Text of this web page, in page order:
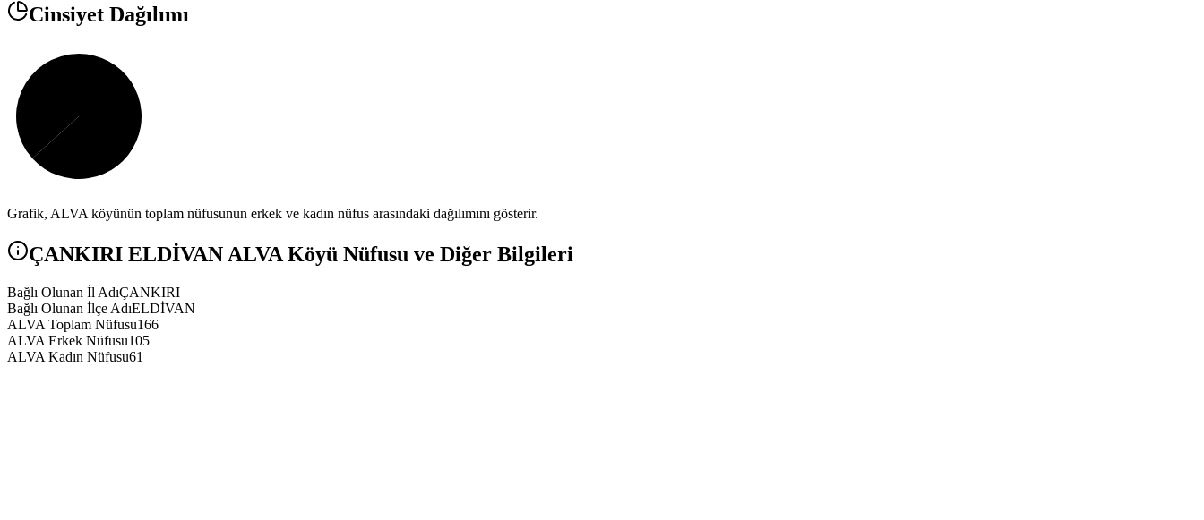
Cinsiyet Dağılımı
Grafik, ALVA köyünün toplam nüfusunun erkek ve kadın nüfus arasındaki dağılımını gösterir.
ÇANKIRI ELDİVAN ALVA Köyü Nüfusu ve Diğer Bilgileri
Bağlı Olunan İl AdıÇANKIRI
Bağlı Olunan İlçe AdıELDİVAN
ALVA Toplam Nüfusu166
ALVA Erkek Nüfusu105
ALVA Kadın Nüfusu61